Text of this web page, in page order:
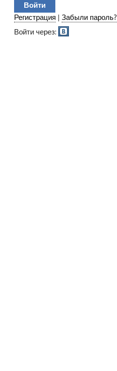
Регистрация | Забыли пароль?
Войти через: